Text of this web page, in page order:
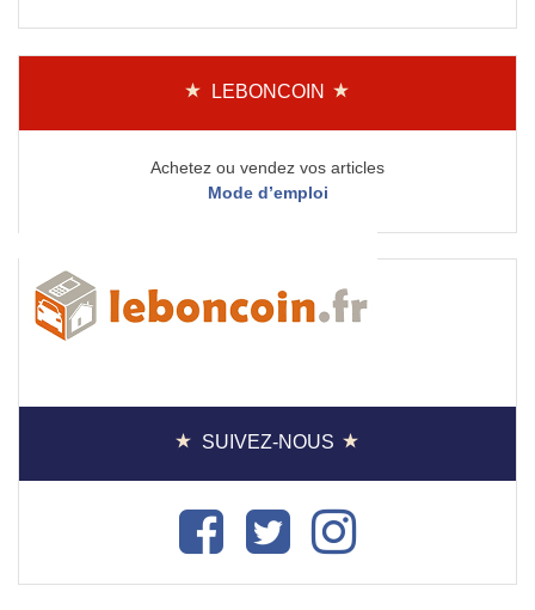
LEBONCOIN
Achetez ou vendez vos articles
Mode d’emploi
SUIVEZ-NOUS